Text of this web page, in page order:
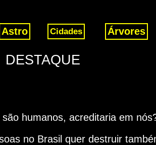
Astro Cidades Árvores
DESTAQUE
humanos, acreditaria em
no Brasil quer destruir